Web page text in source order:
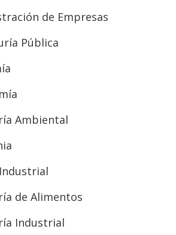
de Empresas
Pública
Ambiental
de Alimentos
Industrial